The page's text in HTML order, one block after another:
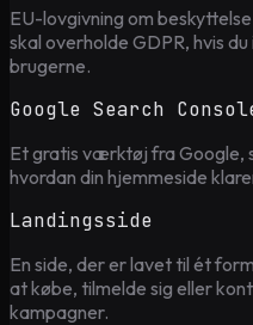
EU-lovgivning om
skal overholde GDPR, hvis
brugerne.
Google Search
Et gratis værktøj fra Google,
hvordan din hjemmeside
Landingsside
En side, der er lavet til ét
at købe, tilmelde sig eller
kampagner.